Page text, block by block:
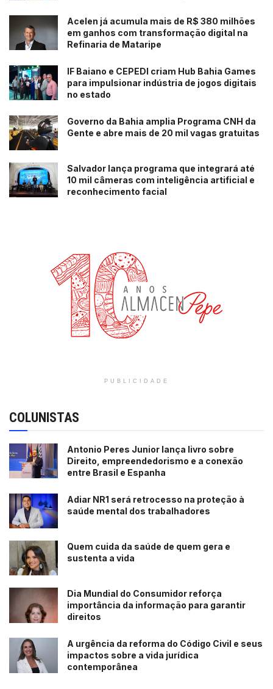
Acelen já acumula mais de R$ 380 milhões
em ganhos com transformação digital na
Refinaria de Mataripe
IF Baiano e CEPEDI criam Hub Bahia Games
para impulsionar indústria de jogos digitais
no estado
Governo da Bahia amplia Programa CNH da
Gente e abre mais de 20 mil vagas gratuitas
Salvador lança programa que integrará até
10 mil câmeras com inteligência artificial e
reconhecimento facial
PUBLICIDADE
COLUNISTAS
Antonio Peres Junior lança livro sobre
Direito, empreendedorismo e a conexão
entre Brasil e Espanha
Adiar NR1 será retrocesso na proteção à
saúde mental dos trabalhadores
Quem cuida da saúde de quem gera e
sustenta a vida
Dia Mundial do Consumidor reforça
importância da informação para garantir
direitos
A urgência da reforma do Código Civil e seus
impactos sobre a vida jurídica
contemporânea